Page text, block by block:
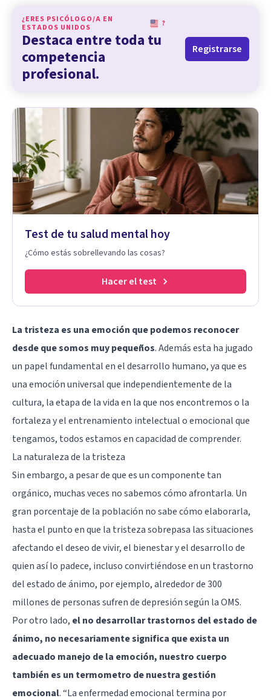
¿ERES PSICÓLOGO/A EN
ESTADOS UNIDOS
?
Destaca entre toda tu
competencia
profesional.
Registrarse
Test de tu salud mental hoy
¿Cómo estás sobrellevando las cosas?
Hacer el test
La tristeza es una emoción que podemos reconocer
desde que somos muy pequeños. Además esta ha jugado
un papel fundamental en el desarrollo humano, ya que es
una emoción universal que independientemente de la
cultura, la etapa de la vida en la que nos encontremos o la
fortaleza y el entrenamiento intelectual o emocional que
tengamos, todos estamos en capacidad de comprender.
La naturaleza de la tristeza
Sin embargo, a pesar de que es un componente tan
orgánico, muchas veces no sabemos cómo afrontarla. Un
gran porcentaje de la población no sabe cómo elaborarla,
hasta el punto en que la tristeza sobrepasa las situaciones
afectando el deseo de vivir, el bienestar y el desarrollo de
quien así lo padece, incluso convirtiéndose en un trastorno
del estado de ánimo, por ejemplo, alrededor de 300
millones de personas sufren de depresión según la OMS.
Por otro lado, el no desarrollar trastornos del estado de
ánimo, no necesariamente significa que exista un
adecuado manejo de la emoción, nuestro cuerpo
también es un termometro de nuestra gestión
emocional. “La enfermedad emocional termina por